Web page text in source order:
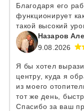
Благодаря его
функционирует
такой высокий
Назаров
9.08.2026
Я бы хотел
центру, куда я
из моего
тот же день,
Спасибо за ваш